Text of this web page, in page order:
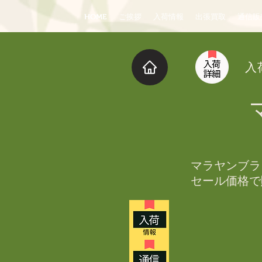
HOME ご挨拶 入荷情報 出張買取 通信
入
マラヤンブ
セール価格